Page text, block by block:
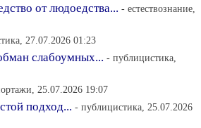
от людоедства... - естествознание,
27.07.2026 01:23
слабоумных... - публицистика,
25.07.2026 19:07
подход... - публицистика, 25.07.2026